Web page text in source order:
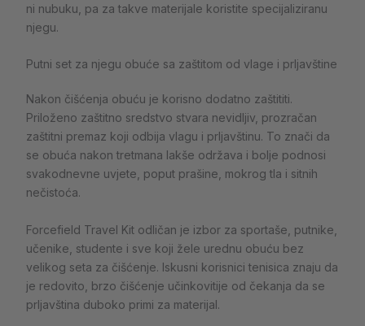
ni nubuku, pa za takve materijale koristite specijaliziranu
njegu.
Putni set za njegu obuće sa zaštitom od vlage i prljavštine
Nakon čišćenja obuću je korisno dodatno zaštititi.
Priloženo zaštitno sredstvo stvara nevidljiv, prozračan
zaštitni premaz koji odbija vlagu i prljavštinu. To znači da
se obuća nakon tretmana lakše održava i bolje podnosi
svakodnevne uvjete, poput prašine, mokrog tla i sitnih
nečistoća.
Forcefield Travel Kit odličan je izbor za sportaše, putnike,
učenike, studente i sve koji žele urednu obuću bez
velikog seta za čišćenje. Iskusni korisnici tenisica znaju da
je redovito, brzo čišćenje učinkovitije od čekanja da se
prljavština duboko primi za materijal.